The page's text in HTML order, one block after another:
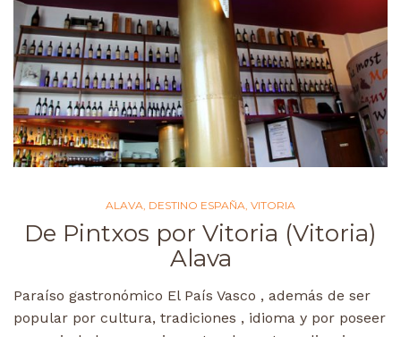
ALAVA DESTINO ESPAÑA VITORIA
De Pintxos por Vitoria (Vitoria)
Alava
Paraíso gastronómico El País Vasco , además de ser
popular por cultura, tradiciones , idioma y por poseer